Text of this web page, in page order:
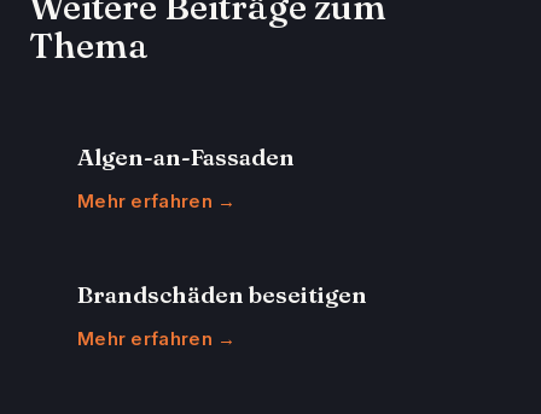
Thema
Algen-an-Fassaden
Mehr erfahren →
Brandschäden beseitigen
Mehr erfahren →